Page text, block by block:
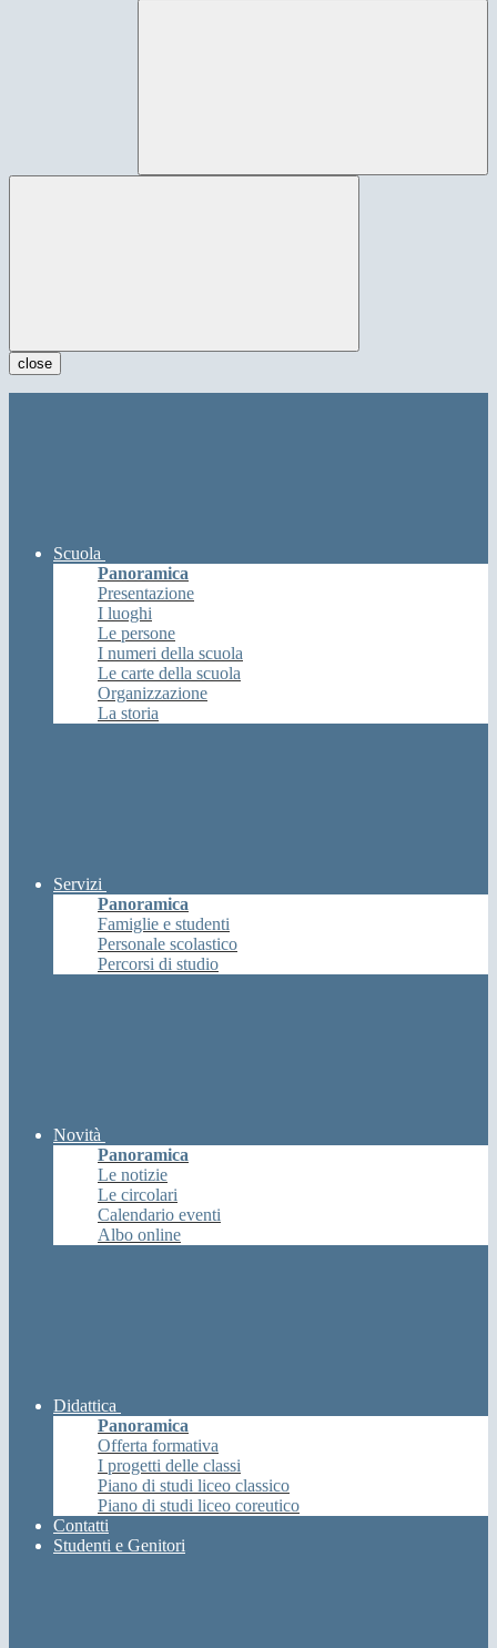
close
Scuola
Panoramica
Presentazione
I luoghi
Le persone
I numeri della scuola
Le carte della scuola
Organizzazione
La storia
Servizi
Panoramica
Famiglie e studenti
Personale scolastico
Percorsi di studio
Novità
Panoramica
Le notizie
Le circolari
Calendario eventi
Albo online
Didattica
Panoramica
Offerta formativa
I progetti delle classi
Piano di studi liceo classico
Piano di studi liceo coreutico
Contatti
Studenti e Genitori